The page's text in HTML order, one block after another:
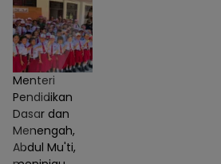
Menteri
Pendidikan
Dasar dan
Menengah,
Abdul Mu'ti,